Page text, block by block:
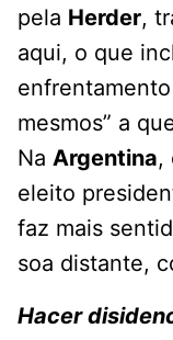
pela Herder,
aqui, o que
mesmos” a
Na Argentina,
eleito
faz mais
soa distante,
Hacer